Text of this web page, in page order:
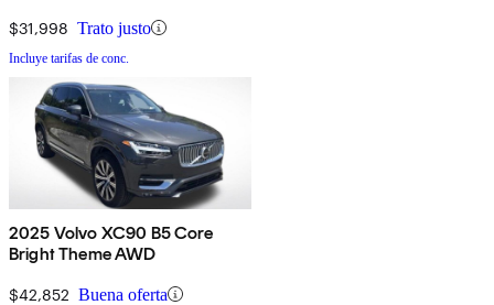
$31,998 Trato justo
Incluye tarifas de conc.
2025 Volvo XC90 B5 Core
Bright Theme AWD
$42,852 Buena oferta